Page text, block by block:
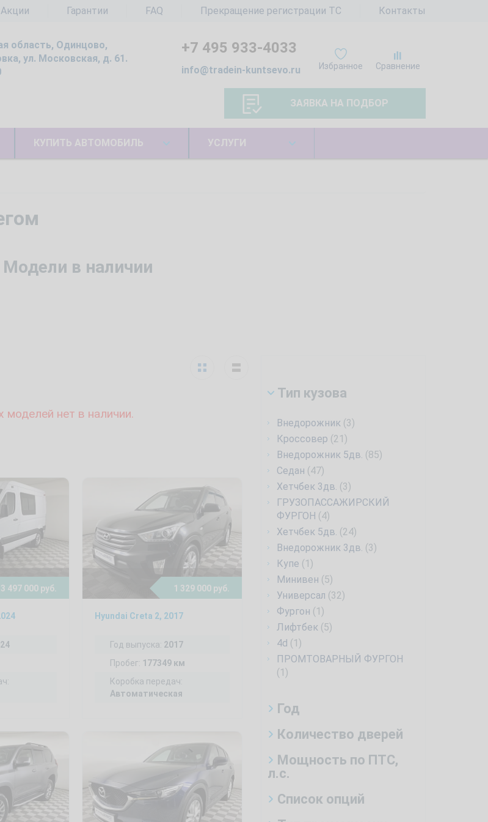
Акции Гарантии FAQ Прекращение регистрации ТС Контакты
область, Одинцово,
ул. Московская, д. 61.
Избранное Сравнение
+7 495 933-4033
info@tradein-kuntsevo.ru
ЗАЯВКА НА ПОДБОР
КУПИТЬ АВТОМОБИЛЬ УСЛУГИ
Модели в наличии
Тип кузова
Внедорожник (3)
Кроссовер (21)
Внедорожник 5дв. (85)
Седан (47)
Хетчбек 3дв. (3)
ГРУЗОПАССАЖИРСКИЙ
ФУРГОН (4)
Хетчбек 5дв. (24)
Внедорожник 3дв. (3)
Купе (1)
Минивен (5)
Универсал (32)
Фургон (1)
Лифтбек (5)
4d (1)
ПРОМТОВАРНЫЙ ФУРГОН
(1)
Год
Количество дверей
Мощность по ПТС,
л.с.
Список опций
нет в наличии.
3 497 000 руб. 1 329 000 руб.
Hyundai Creta 2, 2017
Год выпуска: 2017
Пробег: 177349 км
Коробка передач:
Автоматическая